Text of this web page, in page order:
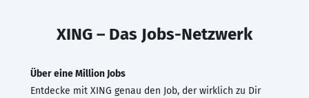
XING – Das Jobs-Netzwerk
Über eine Million Jobs
Entdecke mit XING genau den Job, der wirklich zu Dir